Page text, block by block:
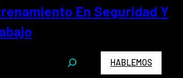
En Seguridad Y
S
e
HABLEMOS